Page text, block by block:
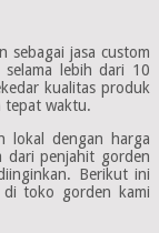
sebagai jasa custom
selama lebih dari 10
kualitas produk
tepat waktu.
lokal dengan harga
dari penjahit gorden
Berikut ini
di toko gorden kami